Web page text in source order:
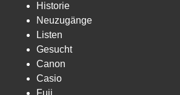
Historie
Neuzugänge
Listen
Gesucht
Canon
Casio
Fuji